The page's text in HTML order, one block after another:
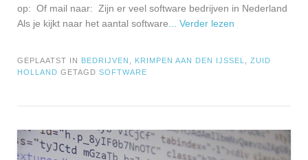
op: Of mail naar: Zijn er veel software bedrijven in Nederland
Als je kijkt naar het aantal software... Verder lezen
GEPLAATST IN BEDRIJVEN KRIMPEN AAN DEN IJSSEL
ZUID
HOLLAND GETAGD SOFTWARE